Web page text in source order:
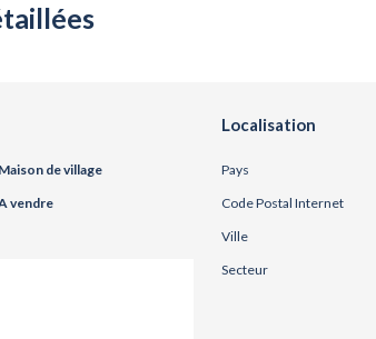
Maison de village
vendre
Localisation
Pays
Code Postal Internet
Ville
Secteur